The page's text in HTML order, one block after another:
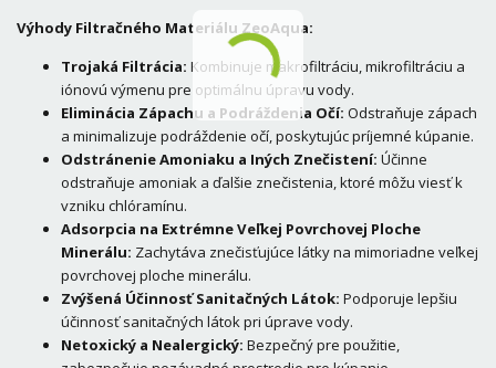
Výhody Filtračného Materiálu ZeoAqua:
Trojaká Filtrácia: Kombinuje makrofiltráciu, mikrofiltráciu a
iónovú výmenu pre optimálnu úpravu vody.
Eliminácia Zápachu a Podráždenia Očí: Odstraňuje zápach
a minimalizuje podráždenie očí, poskytujúc príjemné kúpanie.
Odstránenie Amoniaku a Iných Znečistení: Účinne
odstraňuje amoniak a ďalšie znečistenia, ktoré môžu viesť k
vzniku chlóramínu.
Adsorpcia na Extrémne Veľkej Povrchovej Ploche
Minerálu: Zachytáva znečisťujúce látky na mimoriadne veľkej
povrchovej ploche minerálu.
Zvýšená Účinnosť Sanitačných Látok: Podporuje lepšiu
účinnosť sanitačných látok pri úprave vody.
Netoxický a Nealergický: Bezpečný pre použitie,